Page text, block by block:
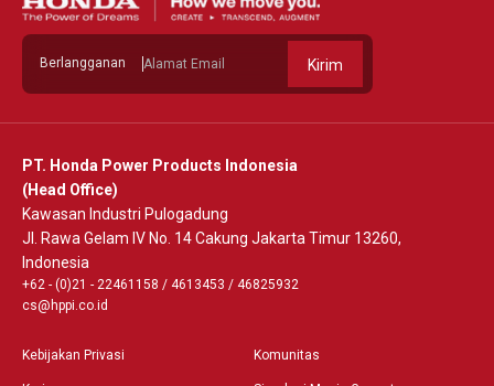
Berlangganan Kirim
PT. Honda Power Products Indonesia
(Head Office)
Kawasan Industri Pulogadung
Jl. Rawa Gelam IV No. 14 Cakung Jakarta Timur 13260,
Indonesia
+62 - (0)21 - 22461158 / 4613453 / 46825932
cs@hppi.co.id
Kebijakan Privasi Komunitas